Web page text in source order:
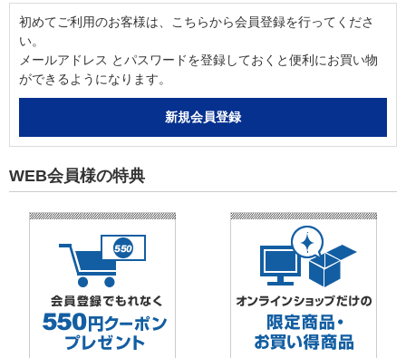
初めてご利用のお客様は、こちらから会員登録を行ってくださ
い。
メールアドレス とパスワードを登録しておくと便利にお買い物
ができるようになります。
WEB会員様の特典